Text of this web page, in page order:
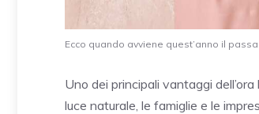
Ecco quando avviene quest’anno il
Uno dei principali vantaggi
luce naturale, le famiglie e le